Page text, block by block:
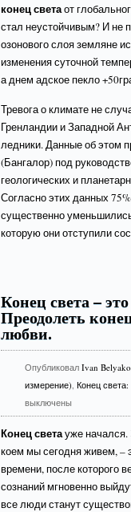
конец светаот
стал неустойчивым? И не
озонового слоя земляне
изменения суточной
а днем адское пекло
Тревога о климате не
Гренландии и Западной
ледники. Данные об этом
(Бангалор) под
геологических и
Согласно этих данных
существенно
которую они отступили
Конец света –
Преодолеть
любви.
ОпубликовалIvan
измерение),Конец
выключены
Конец светауже начался.
коем мы сегодня живем, –
времени, после которого
сознаний мгновенно
все люди станут